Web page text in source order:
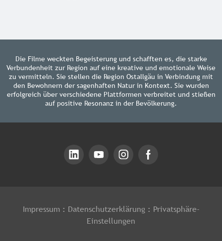
Die Filme weckten Begeisterung und schafften es, die starke
Verbundenheit zur Region auf eine kreative und emotionale Weise
zu vermitteln. Sie stellen die Region Ostallgäu in Verbindung mit
den Bewohnern der sagenhaften Natur in Kontext. Sie wurden
erfolgreich über verschiedene Plattformen verbreitet und stießen
auf positive Resonanz in der Bevölkerung.
Impressum : Datenschutzerklärung : Privatsphäre-
Einstellungen